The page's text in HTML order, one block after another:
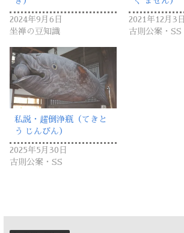
2024年9月6日
坐禅の豆知識
2021年12月3日
古則公案・SS
私説・趯倒浄瓶（てきと
う じんびん）
2025年5月30日
古則公案・SS